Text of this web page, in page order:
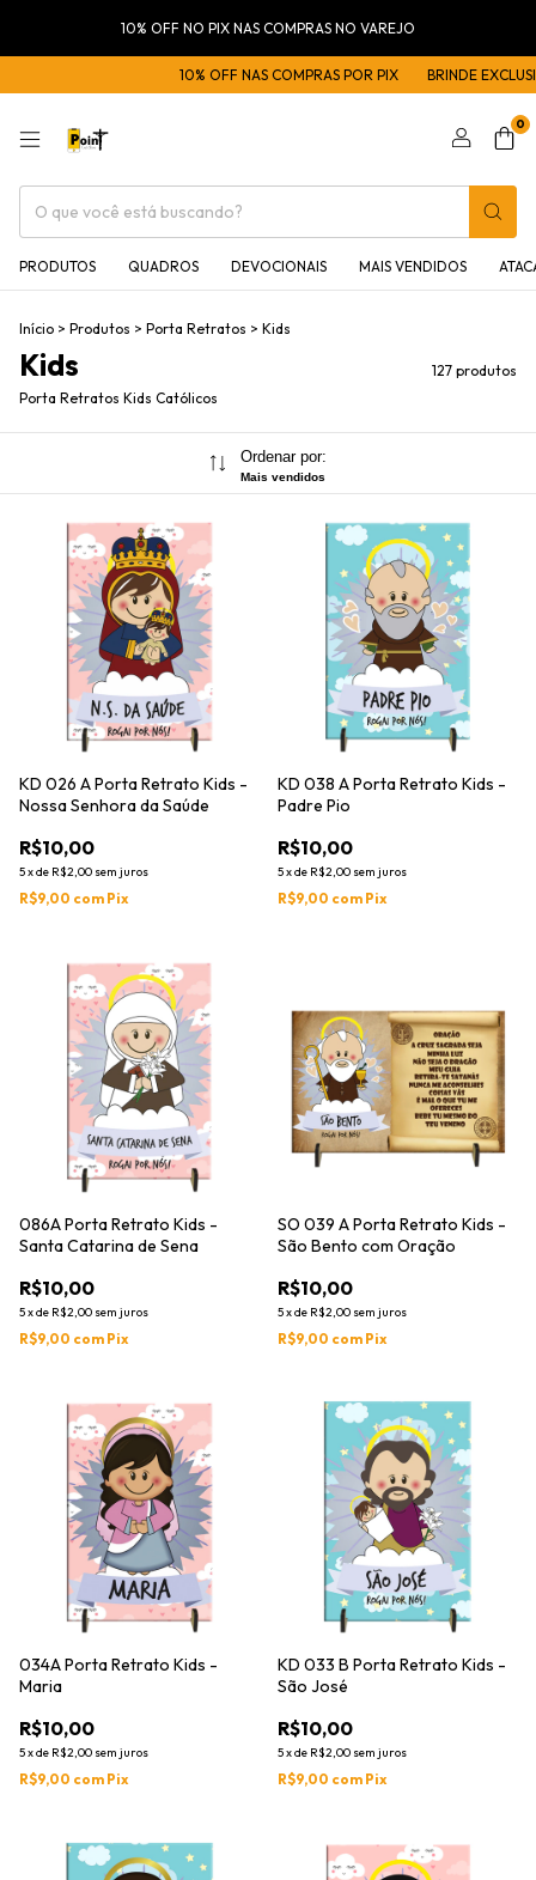
10% OFF NO PIX NAS COMPRAS NO VAREJO
10% OFF NAS COMPRAS POR PIX BRINDE EXCLUSIVO NAS
0
PRODUTOS QUADROS DEVOCIONAIS MAIS VENDIDOS
Início > Produtos > Porta Retratos > Kids
Kids
127 produtos
Porta Retratos Kids Católicos
Ordenar por:
Mais vendidos
KD 026 A Porta Retrato Kids -
Nossa Senhora da Saúde
R$10,00
5xde R$2,00 sem juros
R$9,00 com Pix
KD 038 A Porta Retrato Kids -
Padre Pio
R$10,00
5xde R$2,00 sem juros
R$9,00 com Pix
086A Porta Retrato Kids -
Santa Catarina de Sena
R$10,00
5xde R$2,00 sem juros
R$9,00 com Pix
SO 039 A Porta Retrato Kids -
São Bento com Oração
R$10,00
5xde R$2,00 sem juros
R$9,00 com Pix
034A Porta Retrato Kids -
Maria
R$10,00
5xde R$2,00 sem juros
R$9,00 com Pix
KD 033 B Porta Retrato Kids -
São José
R$10,00
5xde R$2,00 sem juros
R$9,00 com Pix